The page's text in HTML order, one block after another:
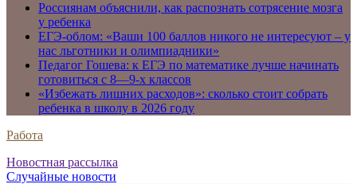
Россиянам объяснили, как распознать сотрясение мозга
у ребенка
ЕГЭ-облом: «Ваши 100 баллов никого не интересуют – у
нас льготники и олимпиадники»
Педагог Гошева: к ЕГЭ по математике лучше начинать
готовиться с 8—9-х классов
«Избежать лишних расходов»: сколько стоит собрать
ребенка в школу в 2026 году
Работа
Новостная рассылка
Случайные новости